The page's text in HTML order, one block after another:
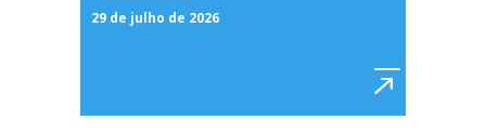
29 de julho de 2026